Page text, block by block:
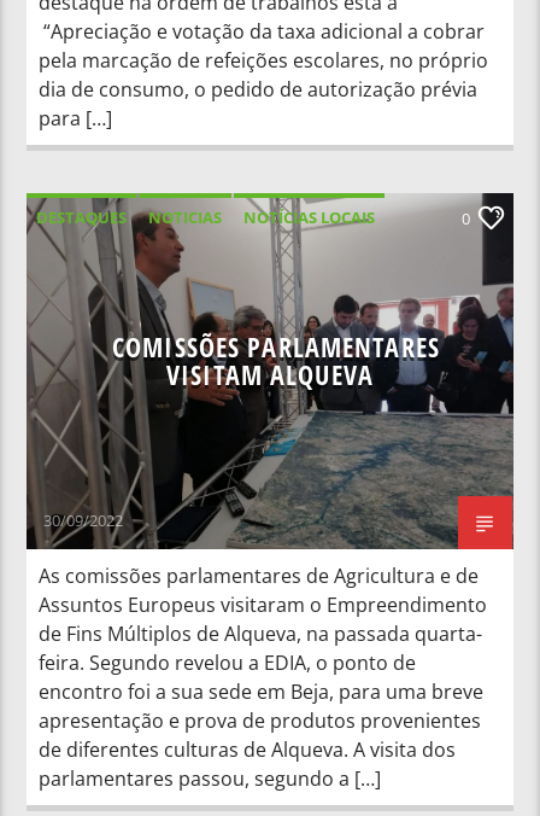
“Apreciação e votação da taxa adicional a cobrar
pela marcação de refeições escolares, no próprio
dia de consumo, o pedido de autorização prévia
para […]
DESTAQUES NOTICIAS
NOTÍCIAS LOCAIS
NOTÍCIAS NACIONAIS
0
COMISSÕES PARLAMENTARES
VISITAM ALQUEVA
30/09/2022
As comissões parlamentares de Agricultura e de
Assuntos Europeus visitaram o Empreendimento
de Fins Múltiplos de Alqueva, na passada quarta-
feira. Segundo revelou a EDIA, o ponto de
encontro foi a sua sede em Beja, para uma breve
apresentação e prova de produtos provenientes
de diferentes culturas de Alqueva. A visita dos
parlamentares passou, segundo a […]